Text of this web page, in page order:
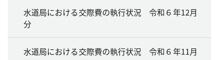
水道局における交際費の執行状況 令和６年12月
分
水道局における交際費の執行状況 令和６年11月